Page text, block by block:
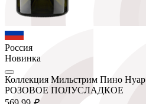
Россия
Новинка
Коллекция Мильстрим Пино Нуар
РОЗОВОЕ ПОЛУСЛАДКОЕ